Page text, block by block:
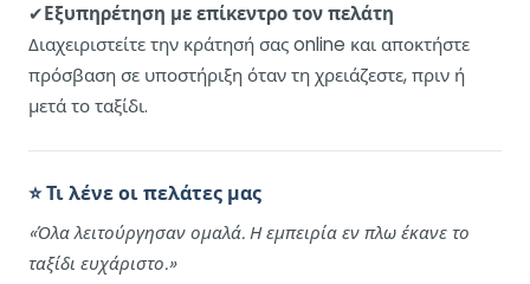
✔Εξυπηρέτηση με επίκεντρο τον πελάτη
Διαχειριστείτε την κράτησή σας online και αποκτήστε
πρόσβαση σε υποστήριξη όταν τη χρειάζεστε, πριν ή
μετά το ταξίδι.
⭐ Τι λένε οι πελάτες μας
«Όλα λειτούργησαν ομαλά. Η εμπειρία εν πλω έκανε το
ταξίδι ευχάριστο.»